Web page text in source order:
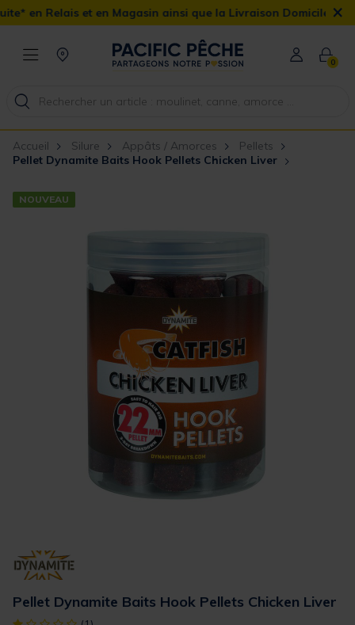
en Magasin ainsi que la Livraison Domicile offerte dès 90€×
0
Accueil Silure Appâts / Amorces
Pellets
Pellet Dynamite Baits Hook Pellets Chicken Liver
NOUVEAU
Pellet Dynamite Baits Hook Pellets Chicken Liver